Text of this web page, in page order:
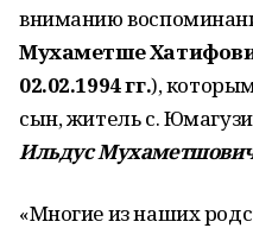
вниманию
Мухаметше
02.02.1994 гг.),
сын, житель с.
Ильдус
«Многие из наших